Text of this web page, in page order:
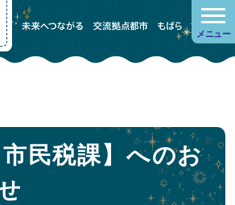
メニュー
市民税課】へのお